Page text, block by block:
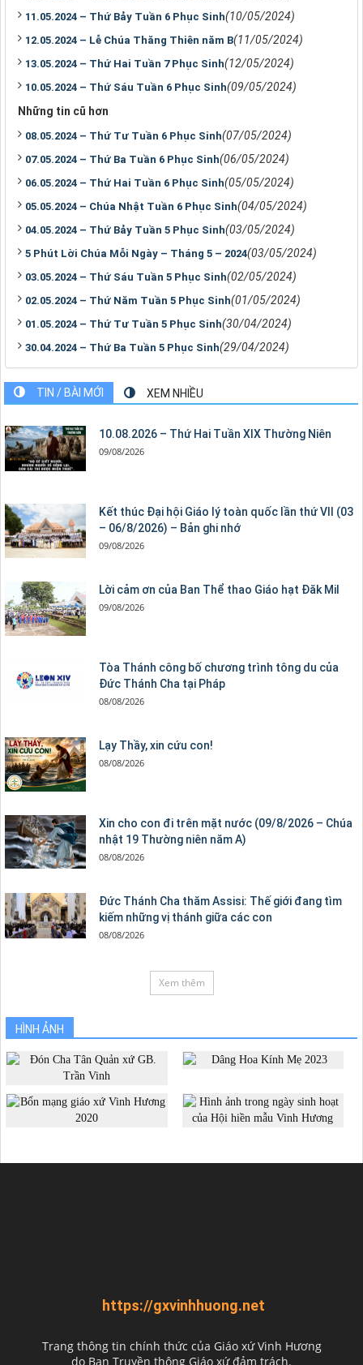
11.05.2024 – Thứ Bảy Tuần 6 Phục Sinh(10/05/2024)
12.05.2024 – Lễ Chúa Thăng Thiên năm B(11/05/2024)
13.05.2024 – Thứ Hai Tuần 7 Phục Sinh(12/05/2024)
10.05.2024 – Thứ Sáu Tuần 6 Phục Sinh(09/05/2024)
Những tin cũ hơn
08.05.2024 – Thứ Tư Tuần 6 Phục Sinh(07/05/2024)
07.05.2024 – Thứ Ba Tuần 6 Phục Sinh(06/05/2024)
06.05.2024 – Thứ Hai Tuần 6 Phục Sinh(05/05/2024)
05.05.2024 – Chúa Nhật Tuần 6 Phục Sinh(04/05/2024)
04.05.2024 – Thứ Bảy Tuần 5 Phục Sinh(03/05/2024)
5 Phút Lời Chúa Mỗi Ngày – Tháng 5 – 2024(03/05/2024)
03.05.2024 – Thứ Sáu Tuần 5 Phục Sinh(02/05/2024)
02.05.2024 – Thứ Năm Tuần 5 Phục Sinh(01/05/2024)
01.05.2024 – Thứ Tư Tuần 5 Phục Sinh(30/04/2024)
30.04.2024 – Thứ Ba Tuần 5 Phục Sinh(29/04/2024)
TIN / BÀI MỚI XEM NHIỀU
10.08.2026 – Thứ Hai Tuần XIX Thường Niên
09/08/2026
Kết thúc Đại hội Giáo lý toàn quốc lần thứ VII (03
– 06/8/2026) – Bản ghi nhớ
09/08/2026
Lời cảm ơn của Ban Thể thao Giáo hạt Đăk Mil
09/08/2026
Tòa Thánh công bố chương trình tông du của
Đức Thánh Cha tại Pháp
08/08/2026
Lạy Thầy, xin cứu con!
08/08/2026
Xin cho con đi trên mặt nước (09/8/2026 – Chúa
nhật 19 Thường niên năm A)
08/08/2026
Đức Thánh Cha thăm Assisi: Thế giới đang tìm
kiếm những vị thánh giữa các con
08/08/2026
Xem thêm
HÌNH ẢNH
https://gxvinhhuong.net
Trang thông tin chính thức của Giáo xứ Vinh Hương
do Ban Truyền thông Giáo xứ đảm trách.